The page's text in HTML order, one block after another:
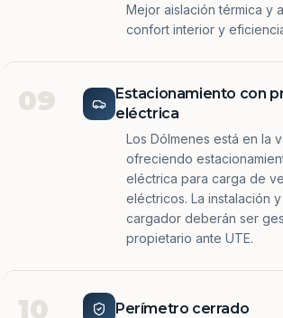
Mejor aislación térmica y
confort interior y
09
Estacionamiento con
eléctrica
Los Dólmenes está en la
ofreciendo
eléctrica para carga de
eléctricos. La instalación
cargador deberán ser
propietario ante UTE.
10 Perímetro cerrado